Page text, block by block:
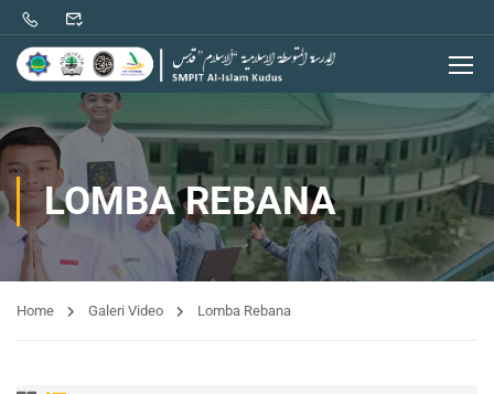
LOMBA REBANA
Home Galeri Video Lomba Rebana